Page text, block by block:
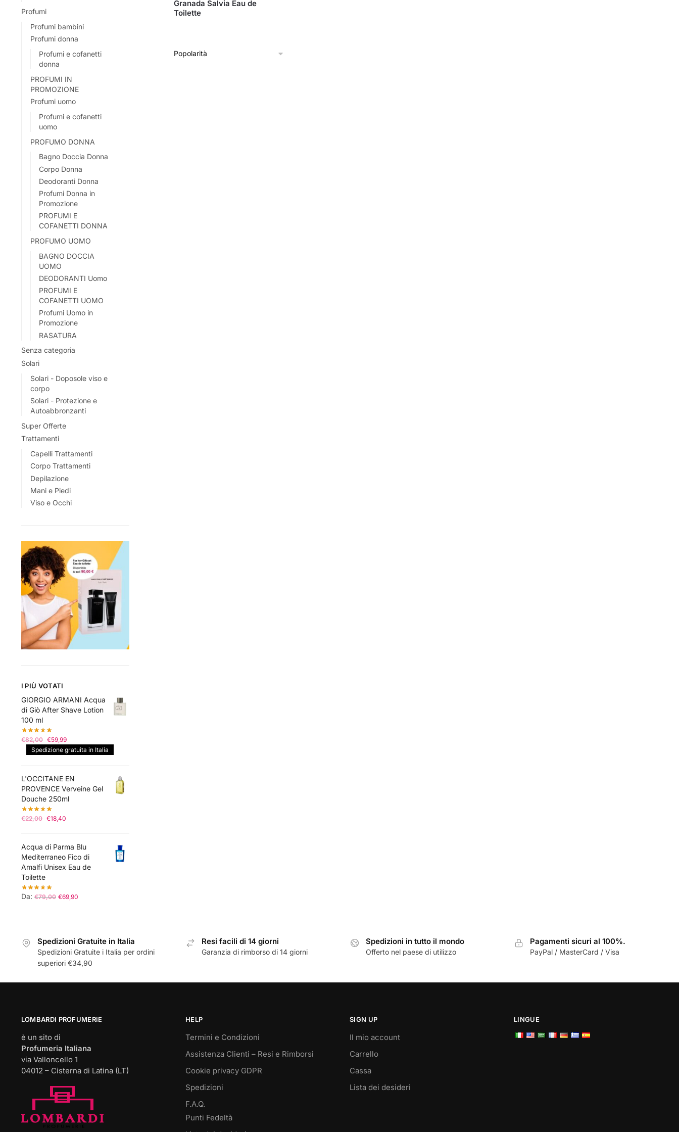
Granada Salvia Eau de
Toilette
Profumi
Profumi bambini
Profumi donna
Profumi e cofanetti
donna
PROFUMI IN
PROMOZIONE
Profumi uomo
Profumi e cofanetti
uomo
PROFUMO DONNA
Bagno Doccia Donna
Corpo Donna
Deodoranti Donna
Profumi Donna in
Promozione
PROFUMI E
COFANETTI DONNA
PROFUMO UOMO
BAGNO DOCCIA
UOMO
DEODORANTI Uomo
PROFUMI E
COFANETTI UOMO
Profumi Uomo in
Promozione
RASATURA
Senza categoria
Solari
Solari - Doposole viso e
corpo
Solari - Protezione e
Autoabbronzanti
Super Offerte
Trattamenti
Capelli Trattamenti
Corpo Trattamenti
Depilazione
Mani e Piedi
Viso e Occhi
I PIÙ VOTATI
GIORGIO ARMANI Acqua
di Giò After Shave Lotion
100 ml
€82,00 Il
prezzo
€82,00.
€59,99Il
prezzo
€59,99.
Spedizione gratuita in Italia
L'OCCITANE EN
PROVENCE Verveine Gel
Douche 250ml
€22,00 Il
era:
€22,00.
€18,40Il
è:
€18,40.
Acqua di Parma Blu
Mediterraneo Fico di
Amalfi Unisex Eau de
Toilette
Da: €79,00 €69,90
Spedizioni Gratuite in Italia
Spedizioni Gratuite i Italia per ordini
superiori €34,90
Resi facili di 14 giorni
Garanzia di rimborso di 14 giorni
Spedizioni in tutto il mondo
Offerto nel paese di utilizzo
Pagamenti sicuri al 100%.
PayPal / MasterCard / Visa
LOMBARDI PROFUMERIE
è un sito di
Profumeria Italiana
via Valloncello 1
04012 – Cisterna di Latina (LT)
HELP
Termini e Condizioni
Assistenza Clienti – Resi e Rimborsi
Cookie privacy GDPR
Spedizioni
F.A.Q.
Punti Fedeltà
SIGN UP
Il mio account
Carrello
Cassa
Lista dei desideri
LINGUE